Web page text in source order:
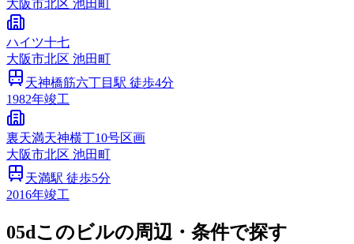
大阪市北区 池田町
ハイツ十七
大阪市北区 池田町
天神橋筋六丁目駅 徒歩4分
1982年竣工
裏天満天神横丁10号区画
大阪市北区 池田町
天満駅 徒歩5分
2016年竣工
05dこのビルの周辺・条件で探す